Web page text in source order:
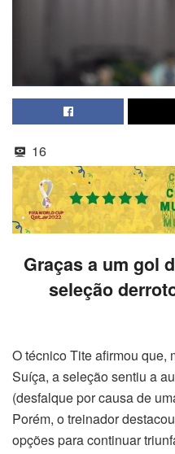
16
Graças a um gol
seleção
O técnico Tite afirmou que,
Suíça, a seleção sentiu a
(desfalque por causa de
Porém, o treinador
opções para continuar